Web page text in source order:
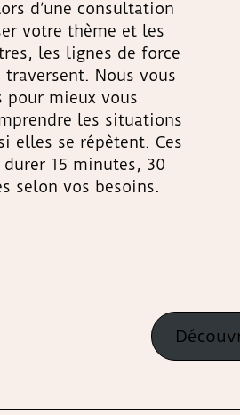
d’une consultation
votre thème et les
les lignes de force
Nous vous
pour mieux vous
les situations
elles se répètent. Ces
15 minutes, 30
selon vos besoins.